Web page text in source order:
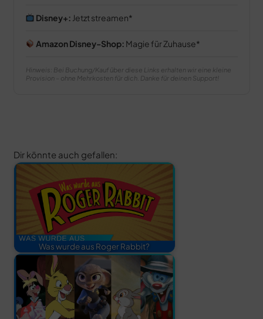
Disney+: Jetzt streamen
Amazon Disney-Shop: Magie für Zuhause
Hinweis: Bei Buchung/Kauf über diese Links erhalten wir eine kleine
Provision – ohne Mehrkosten für dich. Danke für deinen Support!
Dir könnte auch gefallen:
Was wurde aus Roger Rabbit?